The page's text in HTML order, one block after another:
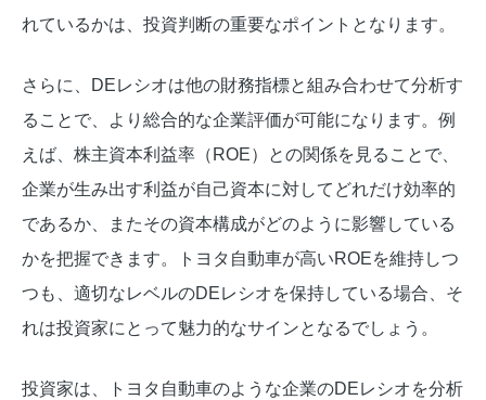
れているかは、投資判断の重要なポイントとなります。
さらに、DEレシオは他の財務指標と組み合わせて分析す
ることで、より総合的な企業評価が可能になります。例
えば、株主資本利益率（ROE）との関係を見ることで、
企業が生み出す利益が自己資本に対してどれだけ効率的
であるか、またその資本構成がどのように影響している
かを把握できます。トヨタ自動車が高いROEを維持しつ
つも、適切なレベルのDEレシオを保持している場合、そ
れは投資家にとって魅力的なサインとなるでしょう。
投資家は、トヨタ自動車のような企業のDEレシオを分析